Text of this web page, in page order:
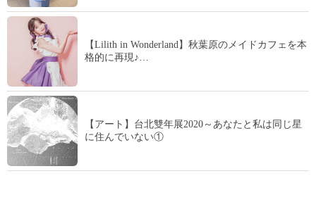
【Lilith in Wonderland】秋葉原のメイドカフェを本
格的に再現♪…
【アート】台北雙年展2020～あなたと私は同じ星
に住んでいない①